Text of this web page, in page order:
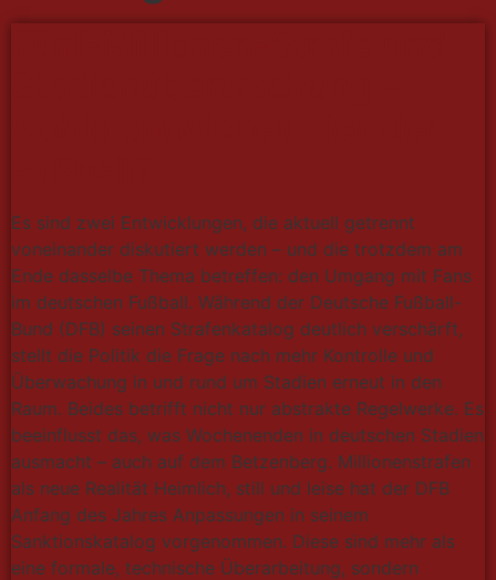
Es sind zwei Entwicklungen, die aktuell getrennt
voneinander diskutiert werden – und die trotzdem am
Ende dasselbe Thema betreffen: den Umgang mit Fans
im deutschen Fußball. Während der Deutsche Fußball-
Bund (DFB) seinen Strafenkatalog deutlich verschärft,
stellt die Politik die Frage nach mehr Kontrolle und
Überwachung in und rund um Stadien erneut in den
Raum. Beides betrifft nicht nur abstrakte Regelwerke. Es
beeinflusst das, was Wochenenden in deutschen Stadien
ausmacht – auch auf dem Betzenberg. Millionenstrafen
als neue Realität Heimlich, still und leise hat der DFB
Anfang des Jahres Anpassungen in seinem
Sanktionskatalog vorgenommen. Diese sind mehr als
eine formale, technische Überarbeitung, sondern